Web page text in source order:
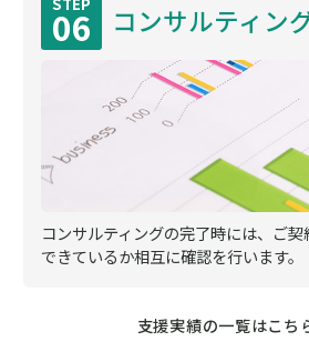
06 コンサルティン
コンサルティングの完了時には、ご
できているか相互に確認を行います。
支援実績の一覧はこち